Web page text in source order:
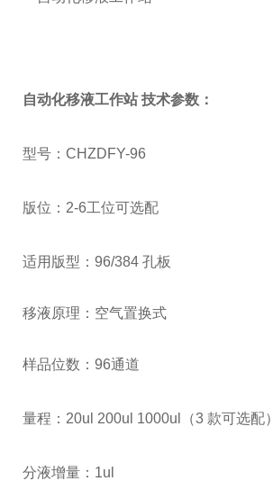
自动化移液工作站技术参数：
型号： CHZDFY-96
版位： 2-6工位可选配
适用版型： 96/384 孔板
移液原理：空气置换式
样品位数： 96通道
量程： 20ul 200ul 1000ul（3 款可选配）
分液增量： 1ul